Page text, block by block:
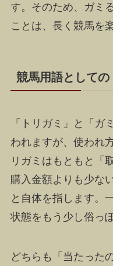
す。そのため、ガミ
ことは、長く競馬を
競馬用語として
「トリガミ」と「ガ
われますが、使われ
リガミはもともと「
購入金額よりも少な
と自体を指します。
状態をもう少し俗っ
どちらも「当たった